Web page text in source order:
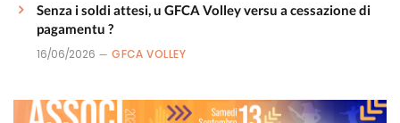
Senza i soldi attesi, u GFCA Volley versu a cessazione di
pagamentu ?
16/06/2026 GFCA VOLLEY